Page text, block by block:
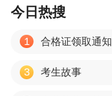
今日热搜
1 合格证领取通知
3 考生故事